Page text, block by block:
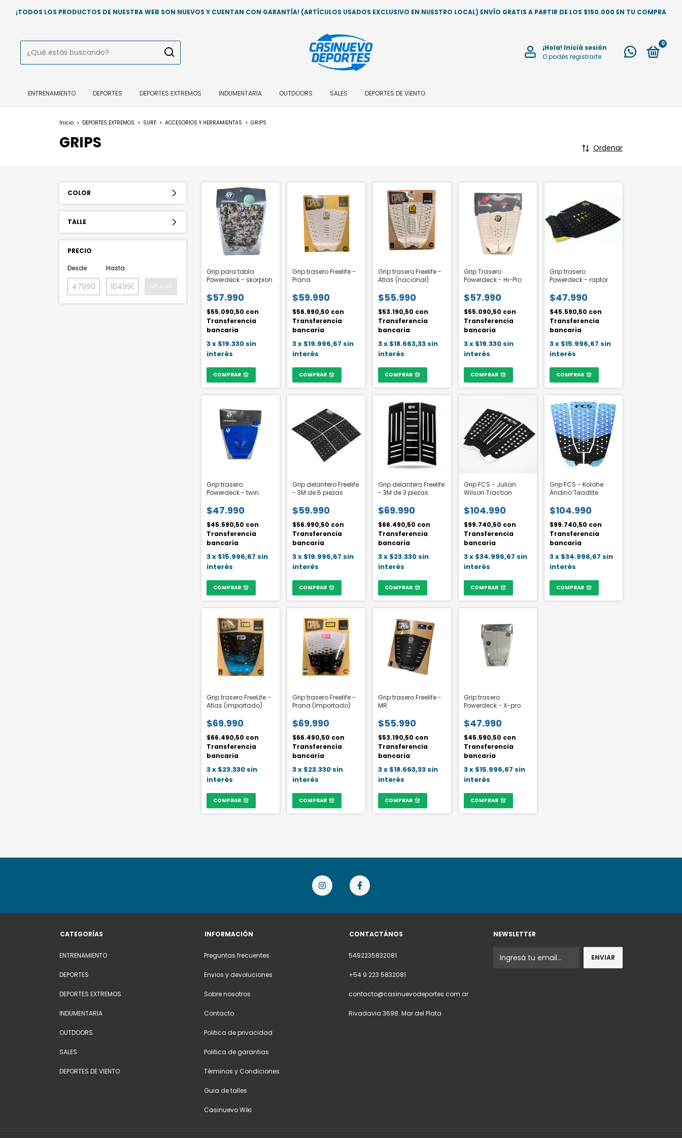
¡TODOS LOS PRODUCTOS DE NUESTRA WEB SON NUEVOS Y CUENTAN CON GARANTÍA! (ARTÍCULOS USADOS EXCLUSIVO EN NUESTRO LOCAL) ENVÍO GRATIS A PARTIR DE LOS $150.000 EN TU COMPRA
¡Hola! Iniciá sesión
O podés registrarte
0
ENTRENAMIENTO DEPORTES DEPORTES EXTREMOS INDUMENTARIA OUTDOORS SALES DEPORTES DE VIENTO
Inicio > DEPORTES EXTREMOS > SURF > ACCESORIOS Y HERRAMIENTAS > GRIPS
GRIPS Ordenar
COLOR
TALLE
PRECIO
Desde
Hasta
Grip para tabla
Powerdeck - skorpion
$57.990
$55.090,50 con
Transferencia
bancaria
3x $19.330 sin
interés
COMPRAR
Grip trasero Freelife -
Prana
$59.990
$56.990,50 con
Transferencia
bancaria
3x $19.996,67 sin
interés
COMPRAR
Grip trasero Freelife -
Atlas (nacional)
$55.990
$53.190,50 con
Transferencia
bancaria
3x $18.663,33 sin
interés
COMPRAR
Grip Trasero
Powerdeck - Hi-Pro
$57.990
$55.090,50 con
Transferencia
bancaria
3x $19.330 sin
interés
COMPRAR
Grip trasero
Powerdeck - raptor
$47.990
$45.590,50 con
Transferencia
bancaria
3x $15.996,67 sin
interés
COMPRAR
Grip trasero
Powerdeck - twin
$47.990
$45.590,50 con
Transferencia
bancaria
3x $15.996,67 sin
interés
COMPRAR
Grip delantero Freelife
- 3M de 6 piezas
$59.990
$56.990,50 con
Transferencia
bancaria
3x $19.996,67 sin
interés
COMPRAR
Grip delantero Freelife
- 3M de 3 piezas
$69.990
$66.490,50 con
Transferencia
bancaria
3x $23.330 sin
interés
COMPRAR
Grip FCS - Julian
Wilson Traction
$104.990
$99.740,50 con
Transferencia
bancaria
3x $34.996,67 sin
interés
COMPRAR
Grip FCS - Kolohe
Andino Teadlite
$104.990
$99.740,50 con
Transferencia
bancaria
3x $34.996,67 sin
interés
COMPRAR
Grip trasero FreeLife -
Atlas (importado)
$69.990
$66.490,50 con
Transferencia
bancaria
3x $23.330 sin
interés
COMPRAR
Grip trasero Freelife -
Prana (Importado)
$69.990
$66.490,50 con
Transferencia
bancaria
3x $23.330 sin
interés
COMPRAR
Grip trasero Freelife -
MR
$55.990
$53.190,50 con
Transferencia
bancaria
3x $18.663,33 sin
interés
COMPRAR
Grip trasero
Powerdeck - X-pro
$47.990
$45.590,50 con
Transferencia
bancaria
3x $15.996,67 sin
interés
COMPRAR
CATEGORÍAS
ENTRENAMIENTO
DEPORTES
DEPORTES EXTREMOS
INDUMENTARIA
OUTDOORS
SALES
DEPORTES DE VIENTO
INFORMACIÓN
Preguntas frecuentes
Envios y devoluciones
Sobre nosotros
Contacto
Politica de privacidad
Politica de garantias
Términos y Condiciones
Guia de talles
Casinuevo Wiki
CONTACTÁNOS
5492235832081
+54 9 223 5832081
contacto@casinuevodeportes.com.ar
Rivadavia 3698. Mar del Plata
NEWSLETTER